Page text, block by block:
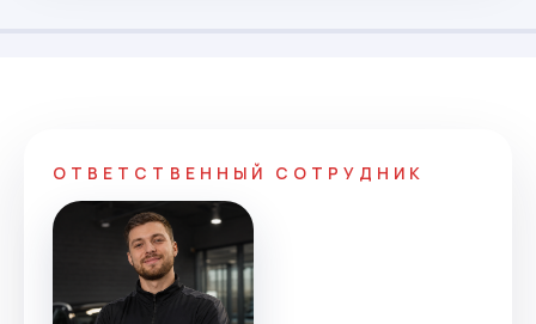
ОТВЕТСТВЕННЫЙ СОТРУДНИК